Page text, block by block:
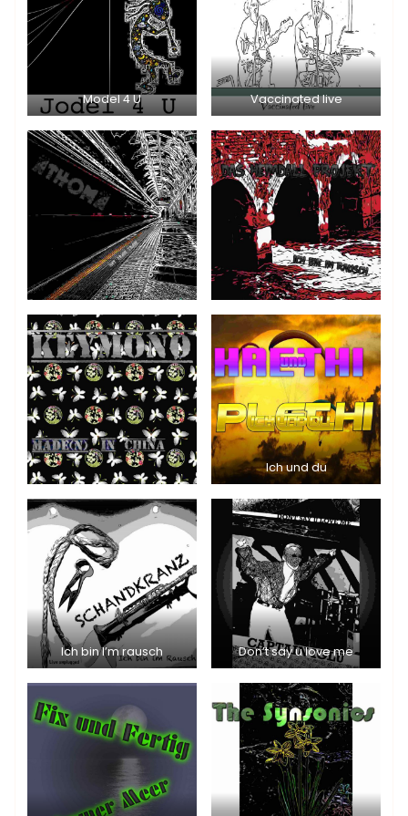
Model 4 U Vaccinated live
Ich und du
Ich bin I’m rausch Don’t say u love me